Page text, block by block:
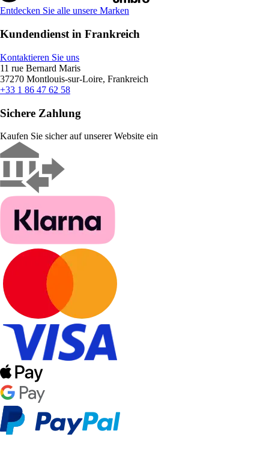
Entdecken Sie alle unsere Marken
Kundendienst in Frankreich
Kontaktieren Sie uns
11 rue Bernard Maris
37270 Montlouis-sur-Loire, Frankreich
+33 1 86 47 62 58
Sichere Zahlung
Kaufen Sie sicher auf unserer Website ein